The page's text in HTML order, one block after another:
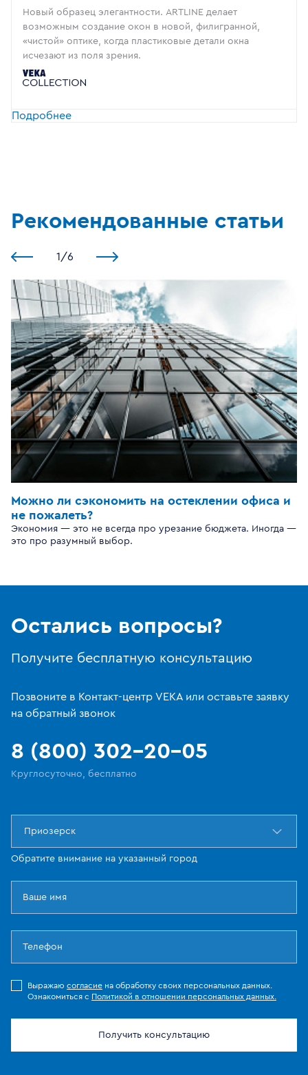
Новый образец элегантности. ARTLINE делает
возможным создание окон в новой, филигранной,
«чистой» оптике, когда пластиковые детали окна
исчезают из поля зрения.
Подробнее
Рекомендованные статьи
1 /6
Можно ли сэкономить на остеклении офиса и
не пожалеть?
Экономия — это не всегда про урезание бюджета. Иногда —
это про разумный выбор.
Остались вопросы?
Получите бесплатную консультацию
Позвоните в Контакт-центр VEKA или оставьте заявку
на обратный звонок
8 (800) 302-20-05
Круглосуточно, бесплатно
Приозерск
Обратите внимание на указанный город
Выражаю согласие на обработку своих персональных данных.
Ознакомиться с Политикой в отношении персональных данных.
Получить консультацию